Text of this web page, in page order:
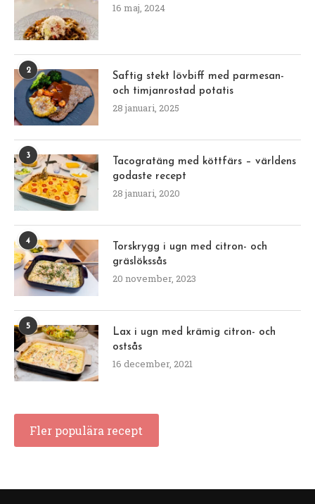
16 maj, 2024
2
Saftig stekt lövbiff med parmesan-
och timjanrostad potatis
28 januari, 2025
3
Tacogratäng med köttfärs – världens
godaste recept
28 januari, 2020
4
Torskrygg i ugn med citron- och
gräslökssås
20 november, 2023
5
Lax i ugn med krämig citron- och
ostsås
16 december, 2021
Fler populära recept